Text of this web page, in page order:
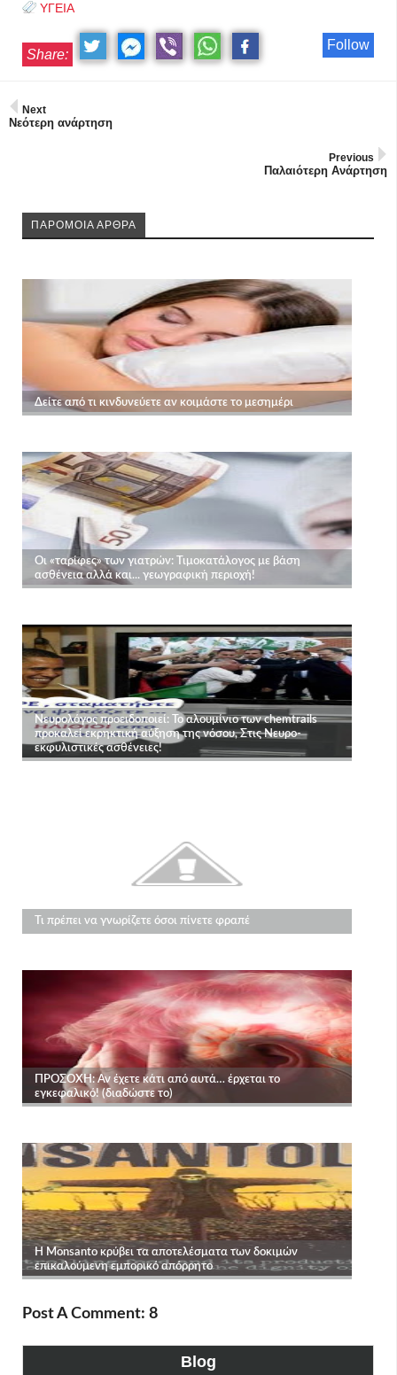
ΥΓΕΙΑ
Follow
Share:
Next
Νεότερη ανάρτηση
Previous
Παλαιότερη Ανάρτηση
ΠΑΡΟΜΟΙΑ ΑΡΘΡΑ
Post A Comment: 8
Blog